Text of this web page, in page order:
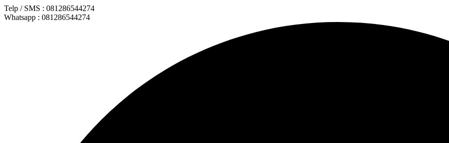
Lewati
ke
Telp / SMS : 081286544274
Whatsapp : 081286544274